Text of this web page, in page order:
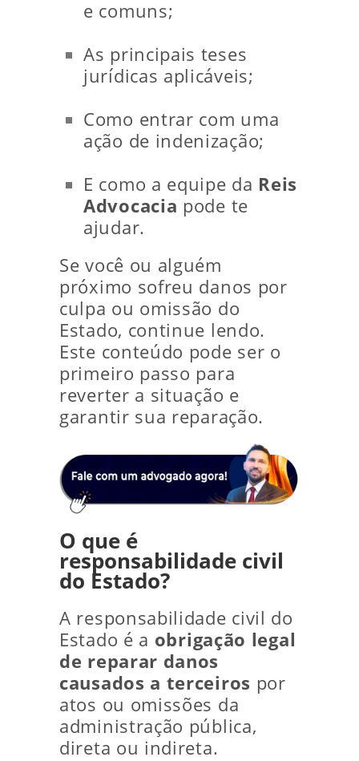
e comuns;
As principais teses
jurídicas aplicáveis;
Como entrar com uma
ação de indenização;
E como a equipe da Reis
Advocacia pode te
ajudar.
Se você ou alguém
próximo sofreu danos por
culpa ou omissão do
Estado, continue lendo.
Este conteúdo pode ser o
primeiro passo para
reverter a situação e
garantir sua reparação.
O que é
responsabilidade civil
do Estado?
A responsabilidade civil do
Estado é a obrigação legal
de reparar danos
causados a terceiros por
atos ou omissões da
administração pública,
direta ou indireta.